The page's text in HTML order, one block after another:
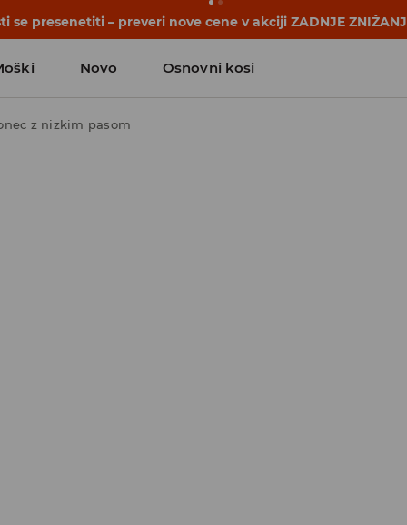
začnejo še pred prvim šolskim zvoncem. Začni šolsko
Novo Osnovni kosi
z nizkim pasom